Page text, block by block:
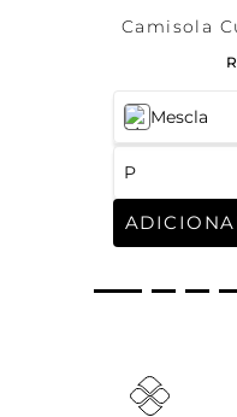
Mescla
P
Camisola